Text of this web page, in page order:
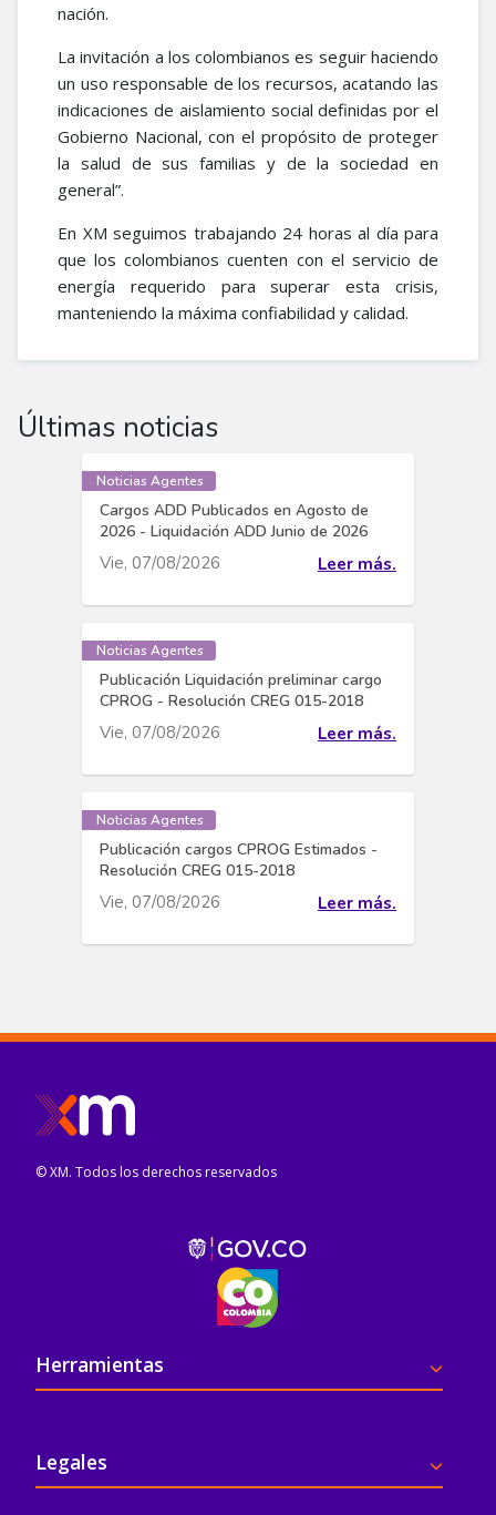
nación.
La invitación a los colombianos es seguir haciendo
un uso responsable de los recursos, acatando las
indicaciones de aislamiento social definidas por el
Gobierno Nacional, con el propósito de proteger
la salud de sus familias y de la sociedad en
general”.
En XM seguimos trabajando 24 horas al día para
que los colombianos cuenten con el servicio de
energía requerido para superar esta crisis,
manteniendo la máxima confiabilidad y calidad.
Últimas noticias
Noticias Agentes
Cargos ADD Publicados en Agosto de
2026 - Liquidación ADD Junio de 2026
Vie, 07/08/2026 Leer más.
Noticias Agentes
Publicación Liquidación preliminar cargo
CPROG - Resolución CREG 015-2018
Vie, 07/08/2026 Leer más.
Noticias Agentes
Publicación cargos CPROG Estimados -
Resolución CREG 015-2018
Vie, 07/08/2026 Leer más.
© XM. Todos los derechos reservados
Pie de página
Herramientas
Legales